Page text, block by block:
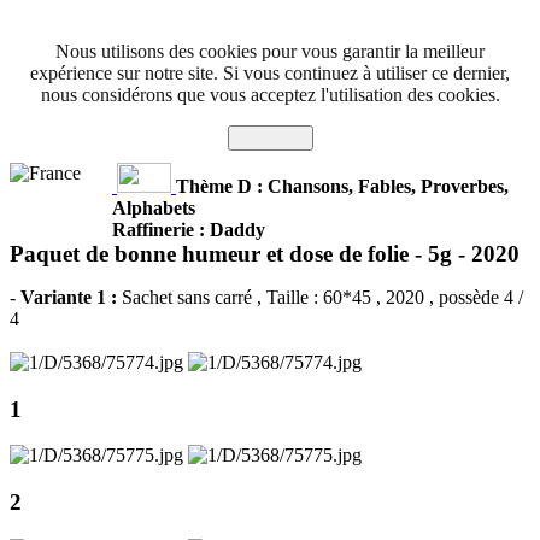
Nous utilisons des cookies pour vous garantir la meilleur
expérience sur notre site. Si vous continuez à utiliser ce dernier,
nous considérons que vous acceptez l'utilisation des cookies.
Thème D : Chansons, Fables, Proverbes,
Alphabets
Raffinerie : Daddy
Paquet de bonne humeur et dose de folie - 5g - 2020
- Variante 1 : Sachet sans carré , Taille : 60*45 , 2020 , possède 4 /
4
1
2